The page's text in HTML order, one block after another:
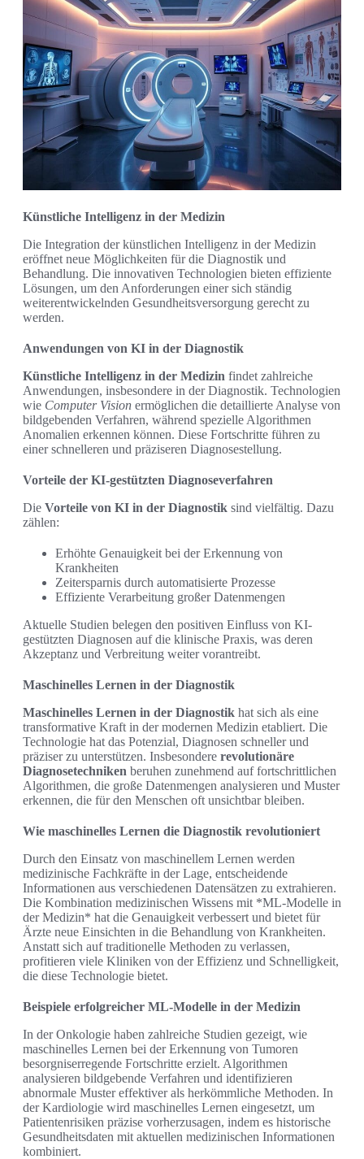
Künstliche Intelligenz in der Medizin
Die Integration der künstlichen Intelligenz in der Medizin
eröffnet neue Möglichkeiten für die Diagnostik und
Behandlung. Die innovativen Technologien bieten effiziente
Lösungen, um den Anforderungen einer sich ständig
weiterentwickelnden Gesundheitsversorgung gerecht zu
werden.
Anwendungen von KI in der Diagnostik
Künstliche Intelligenz in der Medizin findet zahlreiche
Anwendungen, insbesondere in der Diagnostik. Technologien
wie Computer Vision ermöglichen die detaillierte Analyse von
bildgebenden Verfahren, während spezielle Algorithmen
Anomalien erkennen können. Diese Fortschritte führen zu
einer schnelleren und präziseren Diagnosestellung.
Vorteile der KI-gestützten Diagnoseverfahren
Die Vorteile von KI in der Diagnostik sind vielfältig. Dazu
zählen:
Erhöhte Genauigkeit bei der Erkennung von
Krankheiten
Zeitersparnis durch automatisierte Prozesse
Effiziente Verarbeitung großer Datenmengen
Aktuelle Studien belegen den positiven Einfluss von KI-
gestützten Diagnosen auf die klinische Praxis, was deren
Akzeptanz und Verbreitung weiter vorantreibt.
Maschinelles Lernen in der Diagnostik
Maschinelles Lernen in der Diagnostik hat sich als eine
transformative Kraft in der modernen Medizin etabliert. Die
Technologie hat das Potenzial, Diagnosen schneller und
präziser zu unterstützen. Insbesondere revolutionäre
Diagnosetechniken beruhen zunehmend auf fortschrittlichen
Algorithmen, die große Datenmengen analysieren und Muster
erkennen, die für den Menschen oft unsichtbar bleiben.
Wie maschinelles Lernen die Diagnostik revolutioniert
Durch den Einsatz von maschinellem Lernen werden
medizinische Fachkräfte in der Lage, entscheidende
Informationen aus verschiedenen Datensätzen zu extrahieren.
Die Kombination medizinischen Wissens mit *ML-Modelle in
der Medizin* hat die Genauigkeit verbessert und bietet für
Ärzte neue Einsichten in die Behandlung von Krankheiten.
Anstatt sich auf traditionelle Methoden zu verlassen,
profitieren viele Kliniken von der Effizienz und Schnelligkeit,
die diese Technologie bietet.
Beispiele erfolgreicher ML-Modelle in der Medizin
In der Onkologie haben zahlreiche Studien gezeigt, wie
maschinelles Lernen bei der Erkennung von Tumoren
besorgniserregende Fortschritte erzielt. Algorithmen
analysieren bildgebende Verfahren und identifizieren
abnormale Muster effektiver als herkömmliche Methoden. In
der Kardiologie wird maschinelles Lernen eingesetzt, um
Patientenrisiken präzise vorherzusagen, indem es historische
Gesundheitsdaten mit aktuellen medizinischen Informationen
kombiniert.